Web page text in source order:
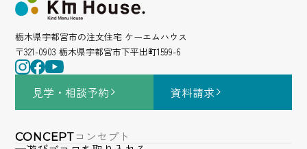
栃木県宇都宮市の注文住宅 ケーエムハウス
〒321-0903 栃木県宇都宮市下平出町1599-6
見学・相談予約 資料請求
CONCEPTコンセプト